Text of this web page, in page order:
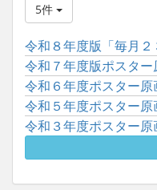
5件
令和７年度版ポスタ
令和６年度ポスター
令和５年度ポスター
令和３年度ポスター